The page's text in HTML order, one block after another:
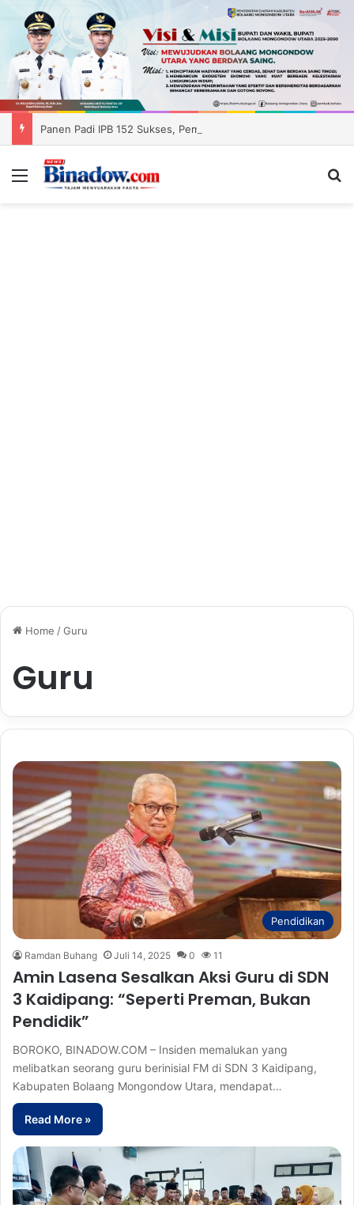
Menu
Home /Guru
Guru
Pendidikan
Ramdan Buhang Juli 14, 2025 0 11
Amin Lasena Sesalkan Aksi Guru di SDN
3 Kaidipang: “Seperti Preman, Bukan
Pendidik”
BOROKO, BINADOW.COM – Insiden memalukan yang
melibatkan seorang guru berinisial FM di SDN 3 Kaidipang,
Kabupaten Bolaang Mongondow Utara, mendapat…
Read More »